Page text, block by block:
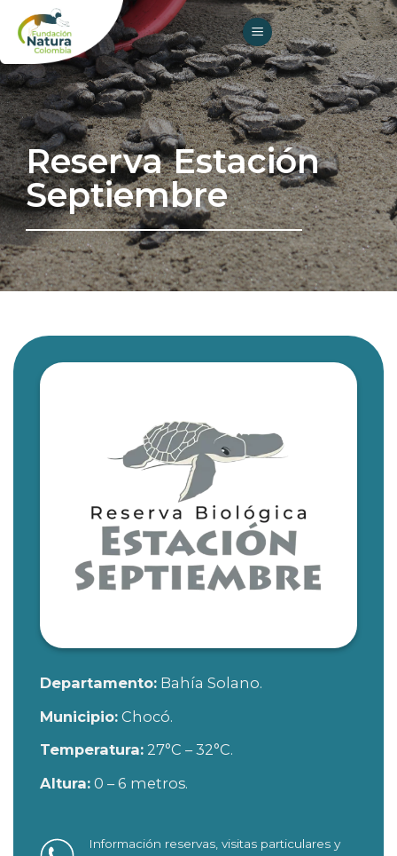
content
Reserva Estación
Septiembre
Departamento: Bahía Solano.
Municipio: Chocó.
Temperatura: 27°C – 32°C.
Altura: 0 – 6 metros.
Información reservas, visitas particulares y